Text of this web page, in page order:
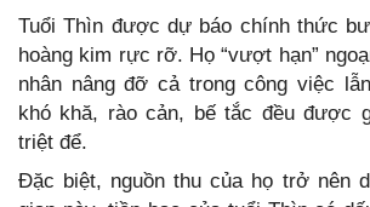
Tuổi Thìn được dự báo chính thức
hoàng kim rực rỡ. Họ “vượt hạn”
nhân nâng đỡ cả trong công việc
khó khă, rào cản, bế tắc đều được
triệt để.
Đặc biệt, nguồn thu của họ trở nên